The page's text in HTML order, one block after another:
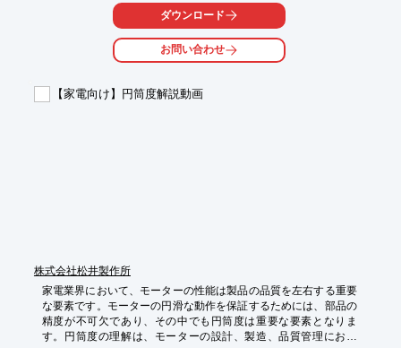
【活用シーン】
*   航空機部品の製造
*   ロケット部品の製造
*   人工衛星部品の製造
*   NC旋盤プログラムの理解促進
ダウンロード
お問い合わせ
【家電向け】円筒度解説動画
株式会社松井製作所
家電業界において、モーターの性能は製品の品質を左右する重要
な要素です。モーターの円滑な動作を保証するためには、部品の
精度が不可欠であり、その中でも円筒度は重要な要素となりま
す。円筒度の理解は、モーターの設計、製造、品質管理におい